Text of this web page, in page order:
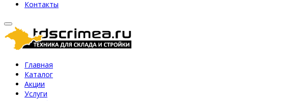
Контакты
Главная
Каталог
Акции
Услуги